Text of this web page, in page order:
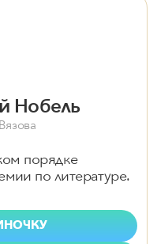
Нобель
порядке
по литературе.